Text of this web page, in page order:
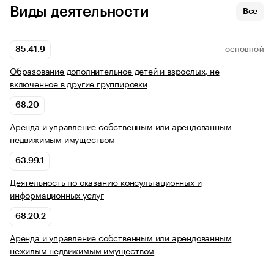
Виды деятельности Все
85.41.9 ОСНОВНОЙ
Образование дополнительное детей и взрослых, не
включенное в другие группировки
68.20
Аренда и управление собственным или арендованным
недвижимым имуществом
63.99.1
Деятельность по оказанию консультационных и
информационных услуг
68.20.2
Аренда и управление собственным или арендованным
нежилым недвижимым имуществом